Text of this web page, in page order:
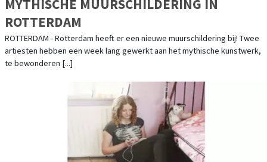
MYTHISCHE MUURSCHILDERING IN
ROTTERDAM
ROTTERDAM - Rotterdam heeft er een nieuwe muurschildering bij! Twee
artiesten hebben een week lang gewerkt aan het mythische kunstwerk,
te bewonderen [...]